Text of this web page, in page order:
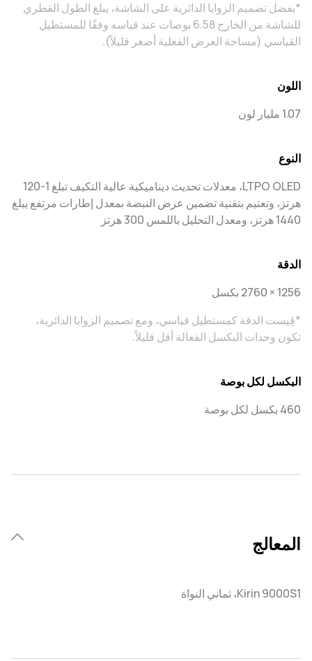
*بفضل تصميم الزوايا الدائرية على الشاشة، يبلغ الطول القطري
للشاشة من الخارج 6.58 بوصات عند قياسه وفقًا للمستطيل
القياسي (مساحة العرض الفعلية أصغر قليلاً).
اللون
1.07 مليار لون
النوع
LTPO OLED، معدلات تحديث ديناميكية عالية التكيف تبلغ 1-120
هرتز، وتعتيم بتقنية تضمين عرض النبضة بمعدل إطارات مرتفع يبلغ
1440 هرتز، ومعدل التحليل باللمس 300 هرتز
الدقة
1256 × 2760 بكسل
*قِيست الدقة كمستطيل قياسي، ومع تصميم الزوايا الدائرية،
تكون وحدات البكسل الفعالة أقل قليلاً.
البكسل لكل بوصة
460 بكسل لكل بوصة
المعالج
Kirin 9000S1، ثماني النواة